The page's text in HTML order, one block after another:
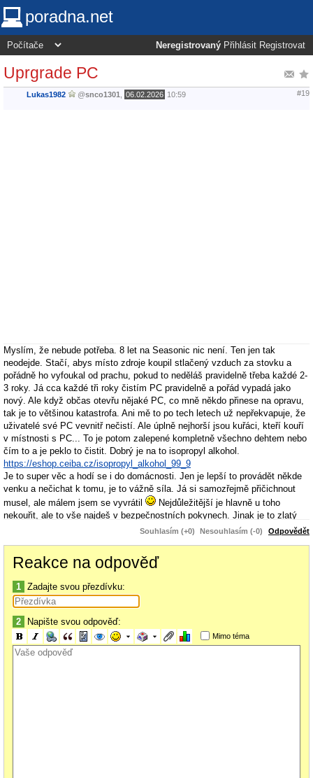
poradna.net
Neregistrovaný Přihlásit Registrovat
Uprgrade PC
Lukas1982 @snco1301 06.02.2026 10:59 #19
Myslím, že nebude potřeba. 8 let na Seasonic nic není. Ten jen tak
neodejde. Stačí, abys místo zdroje koupil stlačený vzduch za stovku a
pořádně ho vyfoukal od prachu, pokud to neděláš pravidelně třeba každé 2-
3 roky. Já cca každé tři roky čistím PC pravidelně a pořád vypadá jako
nový. Ale když občas otevřu nějaké PC, co mně někdo přinese na opravu,
tak je to většinou katastrofa. Ani mě to po tech letech už nepřekvapuje, že
uživatelé své PC vevnitř nečistí. Ale úplně nejhorší jsou kuřáci, kteří kouří
v místnosti s PC... To je potom zalepené kompletně všechno dehtem nebo
čím to a je peklo to čistit. Dobrý je na to isopropyl alkohol.
https://eshop.ceiba.cz/isopropyl_alkohol_99_9
Je to super věc a hodí se i do domácnosti. Jen je lepší to provádět někde
venku a nečichat k tomu, je to vážně síla. Já si samozřejmě přičichnout
musel, ale málem jsem se vyvrátil
Nejdůležitější je hlavně u toho
nekouřit, ale to vše najdeš v bezpečnostních pokynech. Jinak je to zlatý
Souhlasím (+0) Nesouhlasím (-0) Odpovědět
Reakce na odpověď
1 Zadajte svou přezdívku:
2 Napište svou odpověď:
Mimo téma